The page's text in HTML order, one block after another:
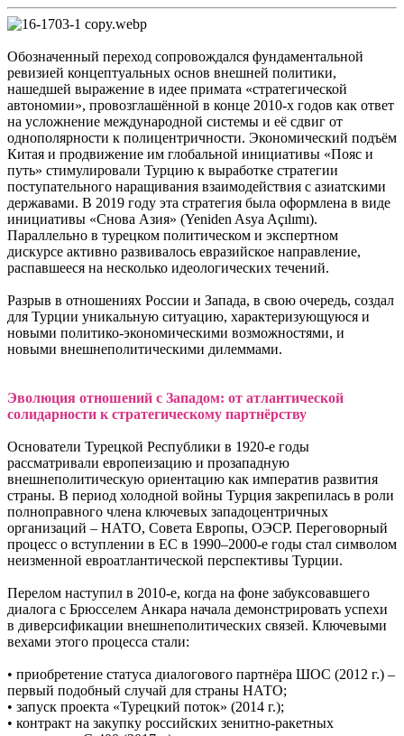
Обозначенный переход сопровождался фундаментальной
ревизией концептуальных основ внешней политики,
нашедшей выражение в идее примата «стратегической
автономии», провозглашённой в конце 2010-х годов как ответ
на усложнение международной системы и её сдвиг от
однополярности к полицентричности. Экономический подъём
Китая и продвижение им глобальной инициативы «Пояс и
путь» стимулировали Турцию к выработке стратегии
поступательного наращивания взаимодействия с азиатскими
державами. В 2019 году эта стратегия была оформлена в виде
инициативы «Снова Азия» (Yeniden Asya Açılımı).
Параллельно в турецком политическом и экспертном
дискурсе активно развивалось евразийское направление,
распавшееся на несколько идеологических течений.
Разрыв в отношениях России и Запада, в свою очередь, создал
для Турции уникальную ситуацию, характеризующуюся и
новыми политико-экономическими возможностями, и
новыми внешнеполитическими дилеммами.
Эволюция отношений с Западом: от атлантической
солидарности к стратегическому партнёрству
Основатели Турецкой Республики в 1920-е годы
рассматривали европеизацию и прозападную
внешнеполитическую ориентацию как императив развития
страны. В период холодной войны Турция закрепилась в роли
полноправного члена ключевых западоцентричных
организаций – НАТО, Совета Европы, ОЭСР. Переговорный
процесс о вступлении в ЕС в 1990–2000-е годы стал символом
неизменной евроатлантической перспективы Турции.
Перелом наступил в 2010-е, когда на фоне забуксовавшего
диалога с Брюсселем Анкара начала демонстрировать успехи
в диверсификации внешнеполитических связей. Ключевыми
вехами этого процесса стали:
• приобретение статуса диалогового партнёра ШОС (2012 г.) –
первый подобный случай для страны НАТО;
• запуск проекта «Турецкий поток» (2014 г.);
• контракт на закупку российских зенитно-ракетных